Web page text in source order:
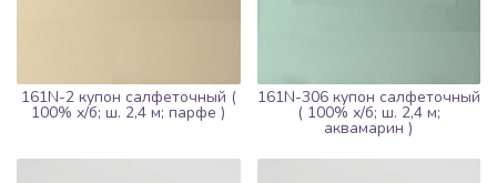
161N-2 купон салфеточный (
100% х/б; ш. 2,4 м; парфе )
161N-306 купон салфеточный
( 100% х/б; ш. 2,4 м;
аквамарин )